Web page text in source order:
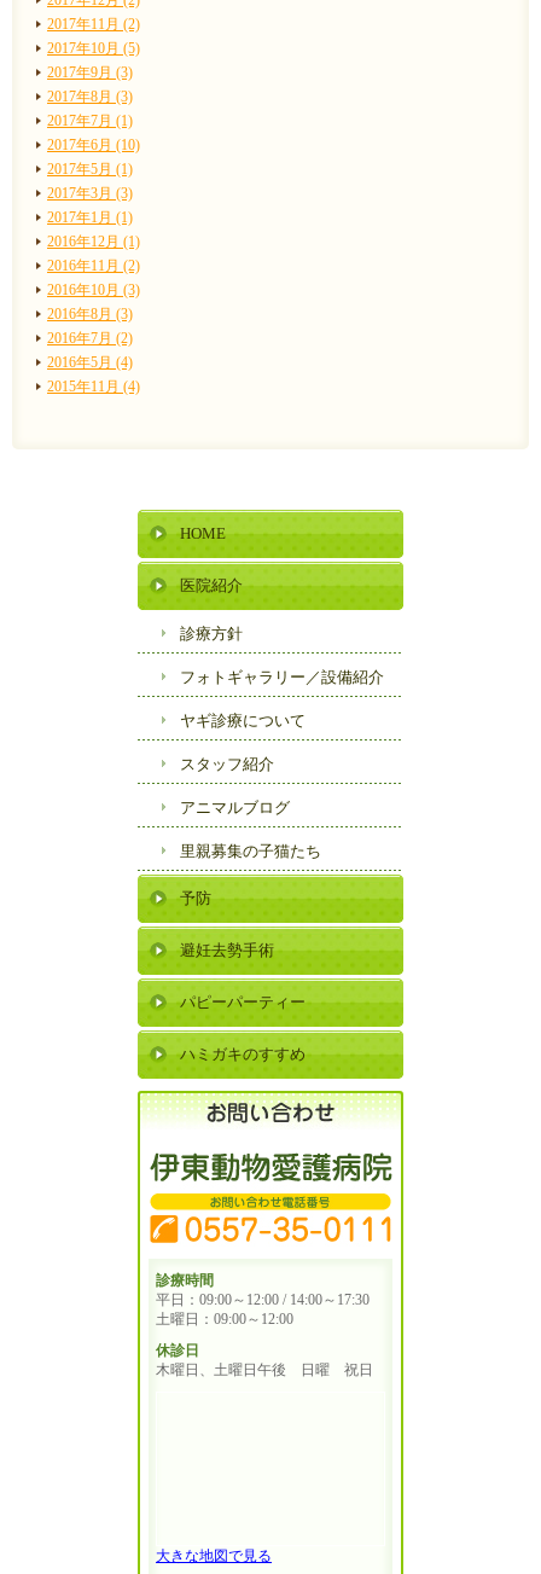
2017年11月 (2)
2017年10月 (5)
2017年9月 (3)
2017年8月 (3)
2017年7月 (1)
2017年6月 (10)
2017年5月 (1)
2017年3月 (3)
2017年1月 (1)
2016年12月 (1)
2016年11月 (2)
2016年10月 (3)
2016年8月 (3)
2016年7月 (2)
2016年5月 (4)
2015年11月 (4)
HOME
医院紹介
診療方針
フォトギャラリー／設備紹介
ヤギ診療について
スタッフ紹介
アニマルブログ
里親募集の子猫たち
予防
避妊去勢手術
パピーパーティー
ハミガキのすすめ
診療時間
平日：09:00～12:00 / 14:00～17:30
土曜日：09:00～12:00
休診日
木曜日、土曜日午後 日曜 祝日
大きな地図で見る